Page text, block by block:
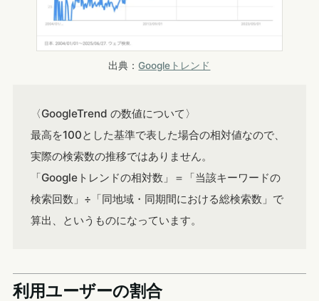
出典：Googleトレンド
〈GoogleTrend の数値について〉
最高を100とした基準で表した場合の相対値なので、
実際の検索数の推移ではありません。
「Googleトレンドの相対数」＝「当該キーワードの
検索回数」÷「同地域・同期間における総検索数」で
算出、というものになっています。
利用ユーザーの割合